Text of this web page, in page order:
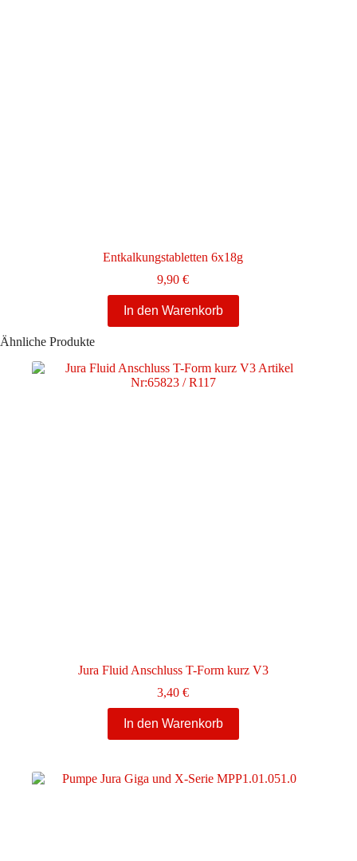
Entkalkungstabletten 6x18g
9,90€
In den Warenkorb
Ähnliche Produkte
Jura Fluid Anschluss T-Form kurz V3
3,40€
In den Warenkorb